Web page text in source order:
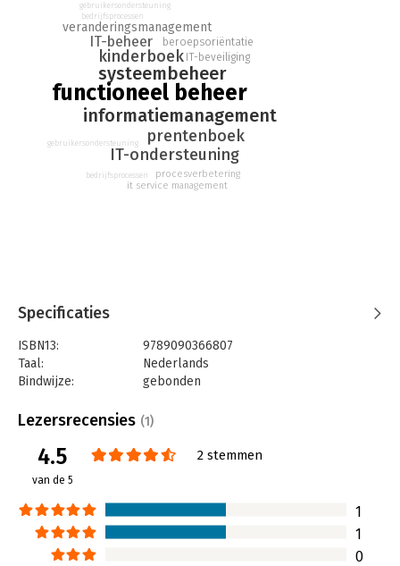
functioneel beheer
systeembeheer
informatiemanagement
kinderboek
prentenboek
IT-ondersteuning
IT-beheer
veranderingsmanagement
beroepsoriëntatie
IT-beveiliging
procesverbetering
it service management
bedrijfsprocessen
gebruikersondersteuning
bedrijfsprocessen
gebruikersondersteuning
Specificaties
ISBN13:
9789090366807
Taal:
Nederlands
Bindwijze:
gebonden
Uitgever:
VFB Academy
Verschijningsdatum:
9-12-2022
Hoofdrubriek:
Lezersrecensies (1)
4.5
van de 5
2 stemmen
1
1
0